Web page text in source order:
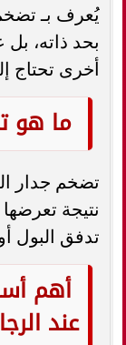
يُعرف بـ
بحد ذاته،
أخرى تحتاج
ما هو
تضخم جدار
نتيجة
تدفق البول
أهم
عند